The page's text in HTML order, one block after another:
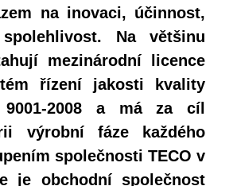
na inovaci, účinnost,
Na většinu
mezinárodní licence
řízení jakosti kvality
9001-2008 a má za cíl
výrobní fáze každého
společnosti TECO v
je obchodní společnost